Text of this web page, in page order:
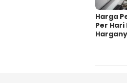
Harga
Per Hari